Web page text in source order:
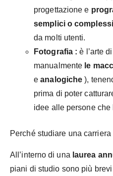
progettazione e
semplici o complessi
da molti utenti.
Fotografia : è l’arte
manualmente le
eanalogiche ),
prima di poter
idee alle persone che
Perché studiare una carriera
All’interno di una laurea
piani di studio sono più